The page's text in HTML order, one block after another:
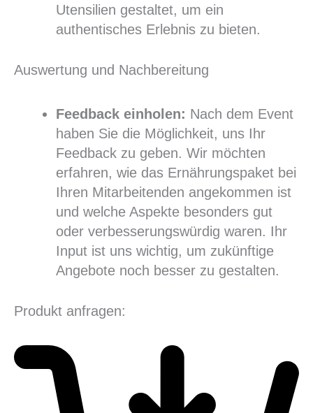
Utensilien gestaltet, um ein
authentisches Erlebnis zu bieten.
Auswertung und Nachbereitung
Feedback einholen: Nach dem Event
haben Sie die Möglichkeit, uns Ihr
Feedback zu geben. Wir möchten
erfahren, wie das Ernährungspaket bei
Ihren Mitarbeitenden angekommen ist
und welche Aspekte besonders gut
oder verbesserungswürdig waren. Ihr
Input ist uns wichtig, um zukünftige
Angebote noch besser zu gestalten.
Produkt anfragen: